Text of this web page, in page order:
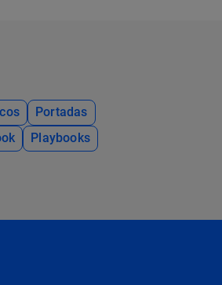
Portadas
Playbooks